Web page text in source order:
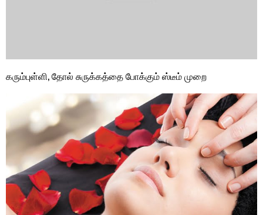
கரும்புள்ளி, தோல் சுருக்கத்தை போக்கும் ஸ்டீம் முறை